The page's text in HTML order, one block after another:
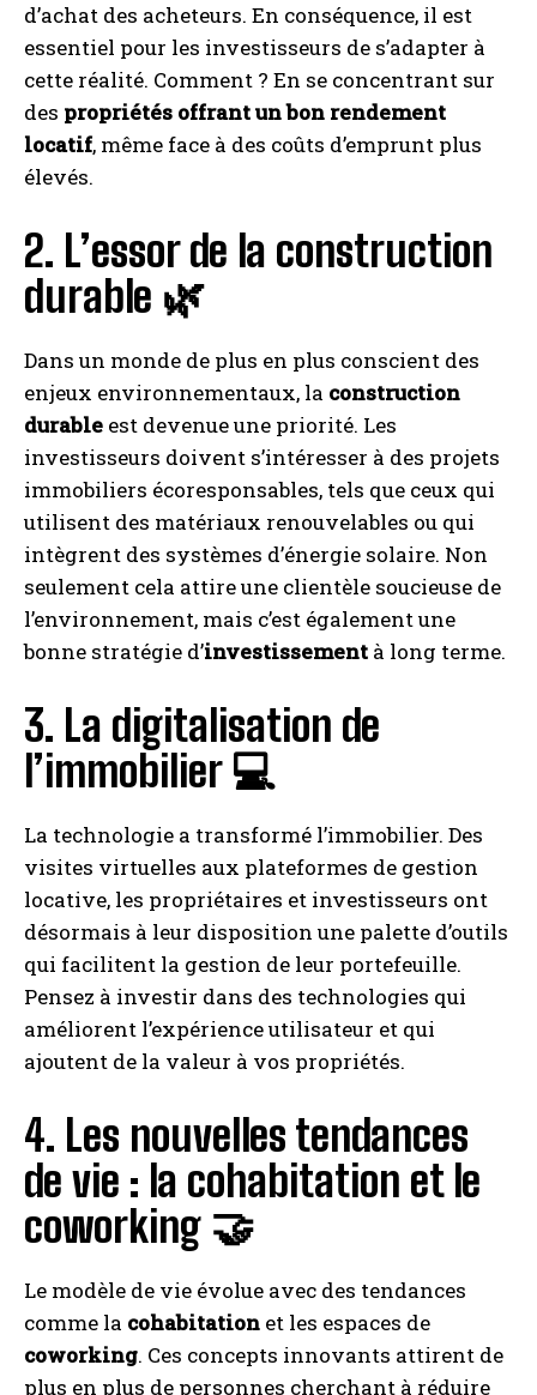
d’achat des acheteurs. En conséquence, il est
essentiel pour les investisseurs de s’adapter à
cette réalité. Comment ? En se concentrant sur
des propriétés offrant un bon rendement
locatif, même face à des coûts d’emprunt plus
élevés.
2. L’essor de la construction
durable 🌿
Dans un monde de plus en plus conscient des
enjeux environnementaux, la construction
durable est devenue une priorité. Les
investisseurs doivent s’intéresser à des projets
immobiliers écoresponsables, tels que ceux qui
utilisent des matériaux renouvelables ou qui
intègrent des systèmes d’énergie solaire. Non
seulement cela attire une clientèle soucieuse de
l’environnement, mais c’est également une
bonne stratégie d’investissement à long terme.
3. La digitalisation de
l’immobilier 💻
La technologie a transformé l’immobilier. Des
visites virtuelles aux plateformes de gestion
locative, les propriétaires et investisseurs ont
désormais à leur disposition une palette d’outils
qui facilitent la gestion de leur portefeuille.
Pensez à investir dans des technologies qui
améliorent l’expérience utilisateur et qui
ajoutent de la valeur à vos propriétés.
4. Les nouvelles tendances
de vie : la cohabitation et le
coworking 🤝
Le modèle de vie évolue avec des tendances
comme la cohabitation et les espaces de
coworking. Ces concepts innovants attirent de
plus en plus de personnes cherchant à réduire